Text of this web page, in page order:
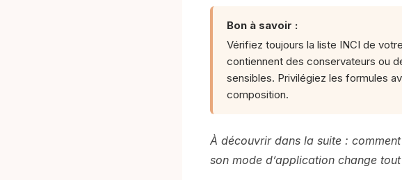
Bon à savoir :
Vérifiez toujours la liste INCI de
contiennent des conservateurs ou
sensibles. Privilégiez les formules
composition.
À découvrir dans la suite :
son mode d’application change